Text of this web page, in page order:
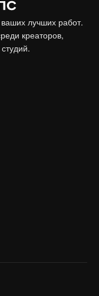
лучших работ.
креаторов,